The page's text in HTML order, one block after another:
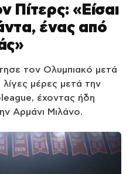
Πίτερς: «Είσαι
ένας από
τον Ολυμπιακό μετά
μέρες μετά την
έχοντας ήδη
Αρμάνι Μιλάνο.